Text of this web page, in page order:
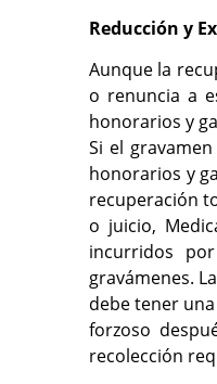
Reducción y
Aunque la
o renuncia a
honorarios y
Si el
honorarios y
recuperación
o juicio,
incurridos
gravámenes.
debe tener
forzoso
recolección